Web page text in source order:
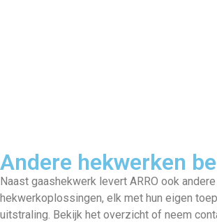
Andere hekwerken
Naast gaashekwerk levert ARRO ook andere
hekwerkoplossingen, elk met hun eigen
uitstraling. Bekijk het overzicht of neem